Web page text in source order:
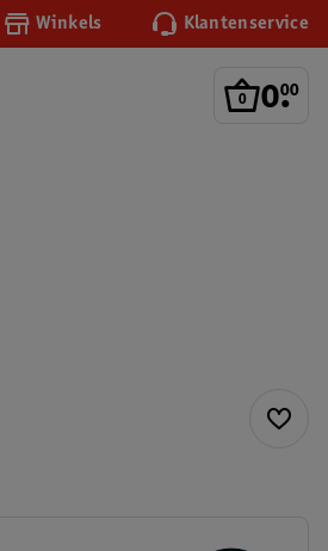
Winkels Klantenservice
0.
00